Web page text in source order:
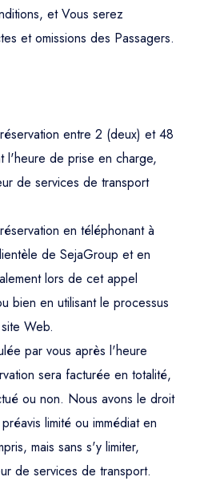
et Vous serez
et omissions des Passagers.
entre 2 (deux) et 48
l'heure de prise en charge,
de services de transport
en téléphonant à
de SejaGroup et en
lors de cet appel
bien en utilisant le processus
Web.
par vous après l'heure
sera facturée en totalité,
ou non. Nous avons le droit
limité ou immédiat en
mais sans s'y limiter,
de services de transport.